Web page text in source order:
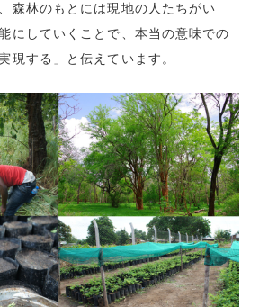
森林のもとには現地の人たちがい
にしていくことで、本当の意味での
現する」と伝えています。